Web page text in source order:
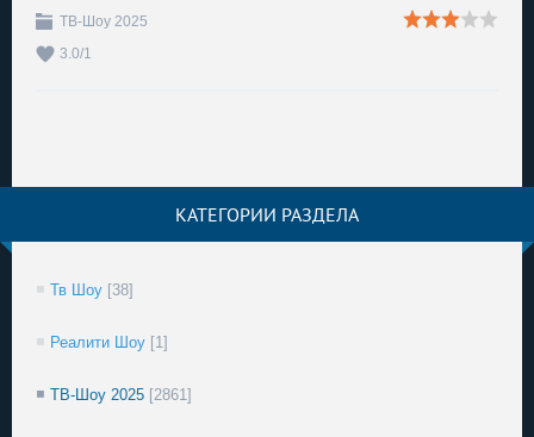
ТВ-Шоу 2025
3.0/1
КАТЕГОРИИ РАЗДЕЛА
Тв Шоу [38]
Реалити Шоу [1]
ТВ-Шоу 2025 [2861]